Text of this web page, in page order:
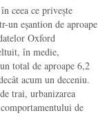
ceea ce privește
un eșantion de aproape
Oxford
în medie,
total de aproape 6,2
acum un deceniu.
trai, urbanizarea
de